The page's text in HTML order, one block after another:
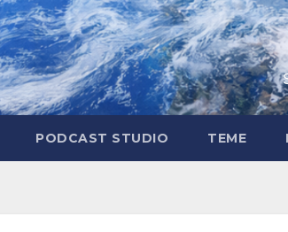
PODCAST STUDIO TEME